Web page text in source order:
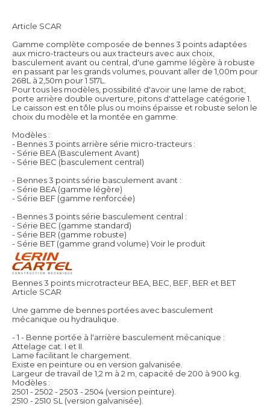
Article SCAR
Gamme complète composée de bennes 3 points adaptées
aux micro-tracteurs ou aux tracteurs avec aux choix,
basculement avant ou central, d'une gamme légère à robuste
en passant par les grands volumes, pouvant aller de 1,00m pour
268L à 2,50m pour 1 517L.
Pour tous les modèles, possibilité d'avoir une lame de rabot,
porte arrière double ouverture, pitons d'attelage catégorie 1.
Le caisson est en tôle plus ou moins épaisse et robuste selon le
choix du modèle et la montée en gamme.
Modèles :
- Bennes 3 points arrière série micro-tracteurs :
- Série BEA (Basculement Avant)
- Série BEC (basculement central)
- Bennes 3 points série basculement avant :
- Série BEA (gamme légère)
- Série BEF (gamme renforcée)
- Bennes 3 points série basculement central :
- Série BEC (gamme standard)
- Série BER (gamme robuste)
- Série BET (gamme grand volume) Voir le produit
Bennes 3 points microtracteur BEA, BEC, BEF, BER et BET
Article SCAR
Une gamme de bennes portées avec basculement
mécanique ou hydraulique.
- 1 - Benne portée à l'arrière basculement mécanique :
Attelage cat. I et II.
Lame facilitant le chargement.
Existe en peinture ou en version galvanisée.
Largeur de travail de 1,2 m à 2 m, capacité de 200 à 900 kg.
Modèles :
2501 - 2502 - 2503 - 2504 (version peinture).
2510 - 2510 SL (version galvanisée).